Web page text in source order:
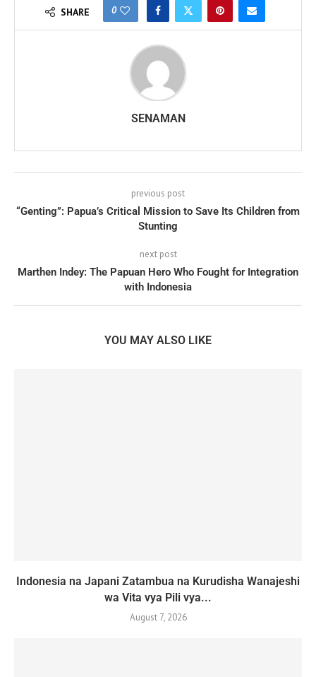
SHARE 0
SENAMAN
previous post
“Genting”: Papua’s Critical Mission to Save Its Children from
Stunting
next post
Marthen Indey: The Papuan Hero Who Fought for Integration
with Indonesia
YOU MAY ALSO LIKE
Indonesia na Japani Zatambua na Kurudisha Wanajeshi
wa Vita vya Pili vya...
August 7, 2026